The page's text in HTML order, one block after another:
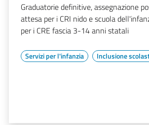
Graduatorie definitive, assegnazione
attesa per i CRI nido e scuola
per i CRE fascia 3-14 anni statali
Servizi per l'infanzia Inclusione